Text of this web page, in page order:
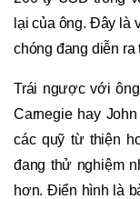
lại của ông. Đây là
chóng đang diễn
Trái ngược với
Carnegie hay
các quỹ từ thiện
đang thử nghiệm
hơn. Điển hình là